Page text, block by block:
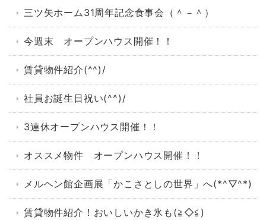
三ツ矢ホーム31周年記念食事会（＾－＾）
今週末 オープンハウス開催！！
賃貸物件紹介(^^)/
社員お誕生日祝い(^^)/
3連休オープンハウス開催！！
オススメ物件 オープンハウス開催！！
メルヘン館企画展「かこさとしの世界」へ(*^▽^*)
賃貸物件紹介！おいしいかき氷も(≧◇≦)